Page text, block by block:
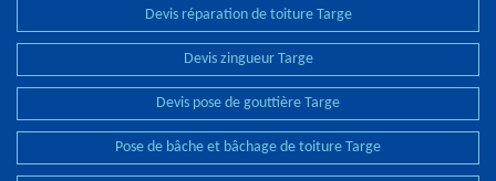
Devis réparation de toiture Targe
Devis zingueur Targe
Devis pose de gouttière Targe
Pose de bâche et bâchage de toiture Targe